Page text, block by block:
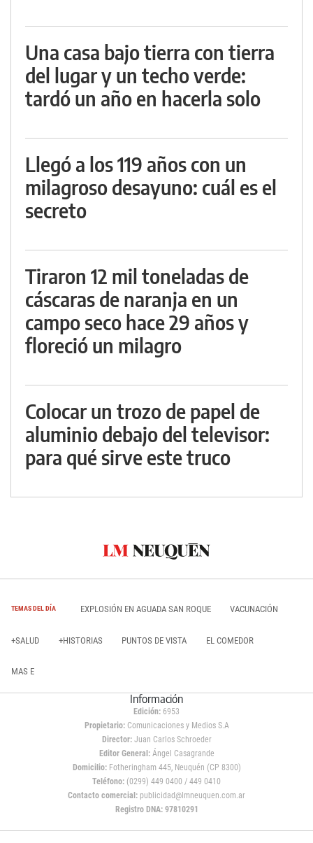
Una casa bajo tierra con tierra
del lugar y un techo verde:
tardó un año en hacerla solo
Llegó a los 119 años con un
milagroso desayuno: cuál es el
secreto
Tiraron 12 mil toneladas de
cáscaras de naranja en un
campo seco hace 29 años y
floreció un milagro
Colocar un trozo de papel de
aluminio debajo del televisor:
para qué sirve este truco
TEMAS DEL DÍA EXPLOSIÓN EN AGUADA SAN ROQUE VACUNACIÓN
+SALUD +HISTORIAS PUNTOS DE VISTA EL COMEDOR
MAS E
Información
Edición: 6953
Propietario:Comunicaciones y Medios S.A
Director: Juan Carlos Schroeder
Editor General:Ángel Casagrande
Domicilio:Fotheringham 445, Neuquén (CP 8300)
Teléfono: (0299) 449 0400 / 449 0410
Contacto comercial: publicidad@lmneuquen.com.ar
Registro DNA: 97810291